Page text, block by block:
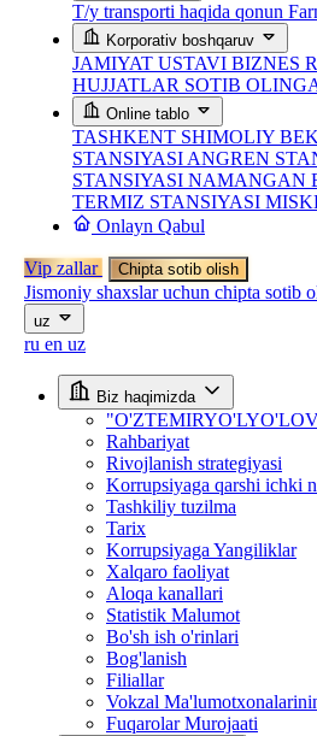
T/y transporti haqida qonun
Korporativ boshqaruv
JAMIYAT USTAVI BIZNES
HUJJATLAR SOTIB
Online tablo
TASHKENT SHIMOLIY
STANSIYASI ANGREN
STANSIYASI NAMANGAN
TERMIZ STANSIYASI
Onlayn Qabul
Vip zallar Chipta sotib olish
Jismoniy shaxslar uchun chipta sotib
uz
ru en uz
Biz haqimizda
Rahbariyat
Rivojlanish strategiyasi
Korrupsiyaga qarshi ichki
Tashkiliy tuzilma
Tarix
Korrupsiyaga Yangiliklar
Xalqaro faoliyat
Aloqa kanallari
Statistik Malumot
Bo'sh ish o'rinlari
Bog'lanish
Filiallar
Vokzal
Fuqarolar Murojaati